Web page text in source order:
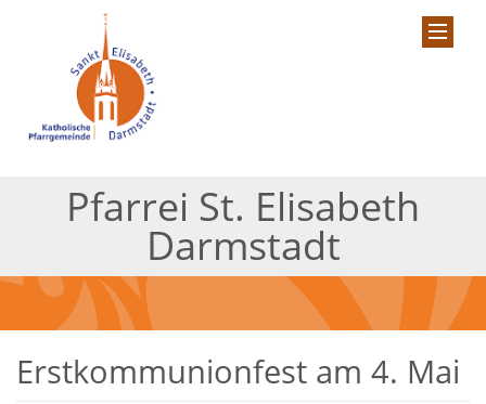
Pfarrei St. Elisabeth
Darmstadt
Erstkommunionfest am 4. Mai